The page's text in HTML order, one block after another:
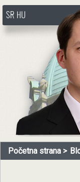
http://
SR HU
Početna strana